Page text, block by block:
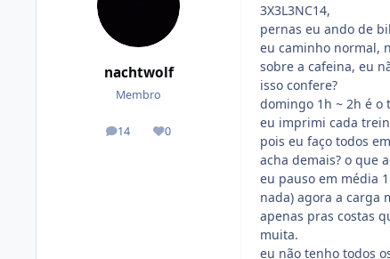
nachtwolf
Membro
14
posts 0
Reputação
3X3L3NC14,
pernas eu ando de
eu caminho normal,
sobre a cafeina, eu
isso confere?
domingo 1h ~ 2h é o
eu imprimi cada
pois eu faço todos
acha demais? o que
eu pauso em média
nada) agora a carga
apenas pras costas
muita.
eu não tenho todos